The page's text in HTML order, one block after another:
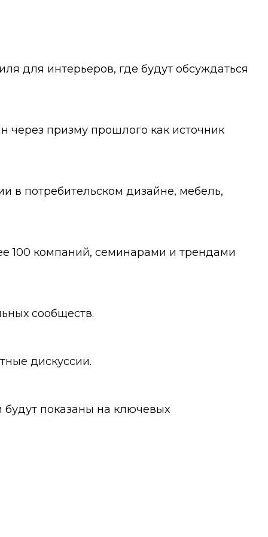
для интерьеров, где будут обсуждаться
через призму прошлого как источник
в потребительском дизайне, мебель,
100 компаний, семинарами и трендами
сообществ.
дискуссии.
показаны на ключевых